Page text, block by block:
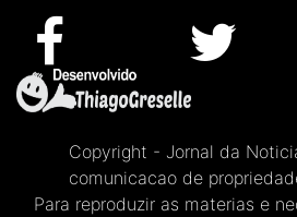
Copyright - Jornal da
comunicacao de
Para reproduzir as materias e